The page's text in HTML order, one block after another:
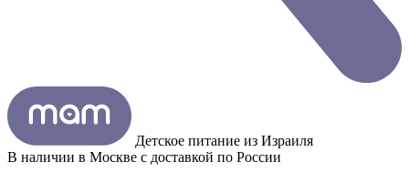
Детское питание из Израиля
В наличии в Москве с доставкой по России